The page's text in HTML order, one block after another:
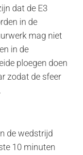
dat de E3
in de
mag niet
in de
ploegen doen
zodat de sfeer
de wedstrijd
10 minuten